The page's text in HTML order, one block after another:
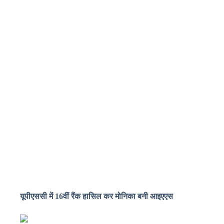
यूपीएससी में 16वीं रैंक हासिल कर मोनिका बनी आइएएस